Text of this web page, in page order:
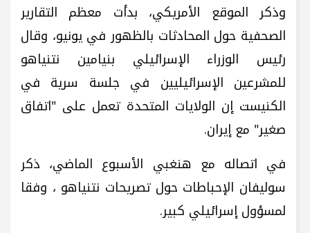
وذكر الموقع الأمريكي، بدأت معظم التقارير
الصحفية حول المحادثات بالظهور في يونيو، وقال
رئيس الوزراء الإسرائيلي بنيامين نتنياهو
للمشرعين الإسرائيليين في جلسة سرية في
الكنيست إن الولايات المتحدة تعمل على "اتفاق
صغير" مع إيران.
في اتصاله مع هنغبي الأسبوع الماضي، ذكر
سوليفان الإحباطات حول تصريحات نتنياهو ، وفقا
لمسؤول إسرائيلي كبير.